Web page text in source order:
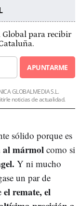
Global para recibir
APUNTARME
GLOBALMEDIA S.L.
noticias de actualidad.
sólido porque es
al mármol como si
Y ni mucho
un par de
el remate, el